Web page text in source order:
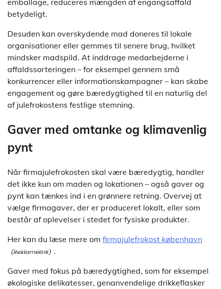
emballage, reduceres mængden af engangsaffald
betydeligt.
Desuden kan overskydende mad doneres til lokale
organisationer eller gemmes til senere brug, hvilket
mindsker madspild. At inddrage medarbejderne i
affaldssorteringen – for eksempel gennem små
konkurrencer eller informationskampagner – kan skabe
engagement og gøre bæredygtighed til en naturlig del
af julefrokostens festlige stemning.
Gaver med omtanke og klimavenlig
pynt
Når firmajulefrokosten skal være bæredygtig, handler
det ikke kun om maden og lokationen – også gaver og
pynt kan tænkes ind i en grønnere retning. Overvej at
vælge firmagaver, der er produceret lokalt, eller som
består af oplevelser i stedet for fysiske produkter.
Her kan du læse mere om firmajulefrokost københavn
.
Gaver med fokus på bæredygtighed, som for eksempel
økologiske delikatesser, genanvendelige drikkeflasker